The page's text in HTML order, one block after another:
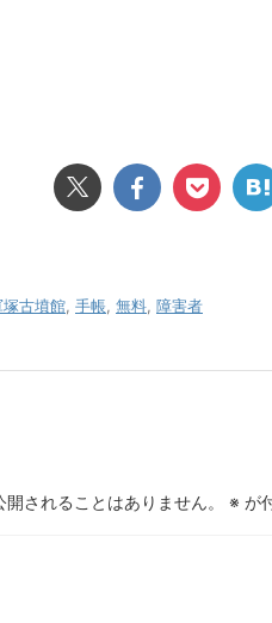
古墳館 手帳 無料 障害者
されることはありません。 ※ が